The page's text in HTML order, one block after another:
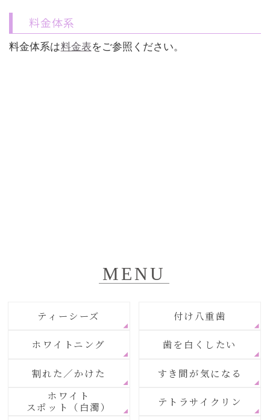
料金体系
料金体系は料金表をご参照ください。
MENU
ティーシーズ 付け八重歯
ホワイトニング 歯を白くしたい
割れた／かけた
すき間が気になる
ホワイト
スポット（白濁）
テトラサイクリン